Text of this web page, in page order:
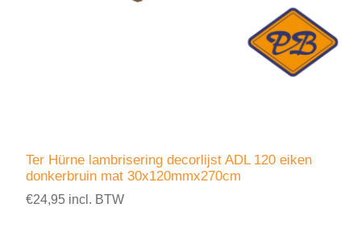
Ter Hürne lambrisering decorlijst ADL 120 eiken
donkerbruin mat 30x120mmx270cm
€24,95 incl. BTW